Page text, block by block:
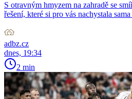
S otravným hmyzem na zahradě se
řešení, které si pro vás nachystala
adbz.cz
dnes, 19:34
2 min